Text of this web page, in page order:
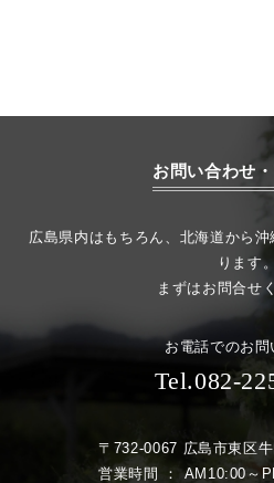
お問い合わせ
広島県内はもちろん、北海道から
ります。
まずはお問合せ
お電話でのお問
Tel.082-
〒732-0067 広島市東区
営業時間 ： AM10:00～